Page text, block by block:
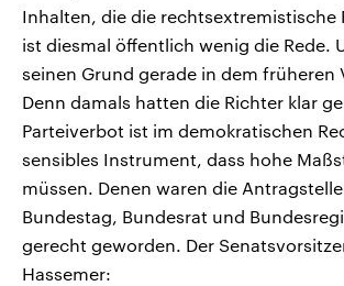
Inhalten, die die rechtsextremistische
ist diesmal öffentlich wenig die Rede.
seinen Grund gerade in dem früheren
Denn damals hatten die Richter klar
Parteiverbot ist im demokratischen
sensibles Instrument, dass hohe
müssen. Denen waren die
Bundestag, Bundesrat und
gerecht geworden. Der
Hassemer: